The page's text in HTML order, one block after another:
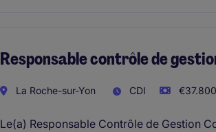
Responsable contrôle de
La Roche-sur-Yon CDI
Le(a) Responsable Contrôle de Gestion